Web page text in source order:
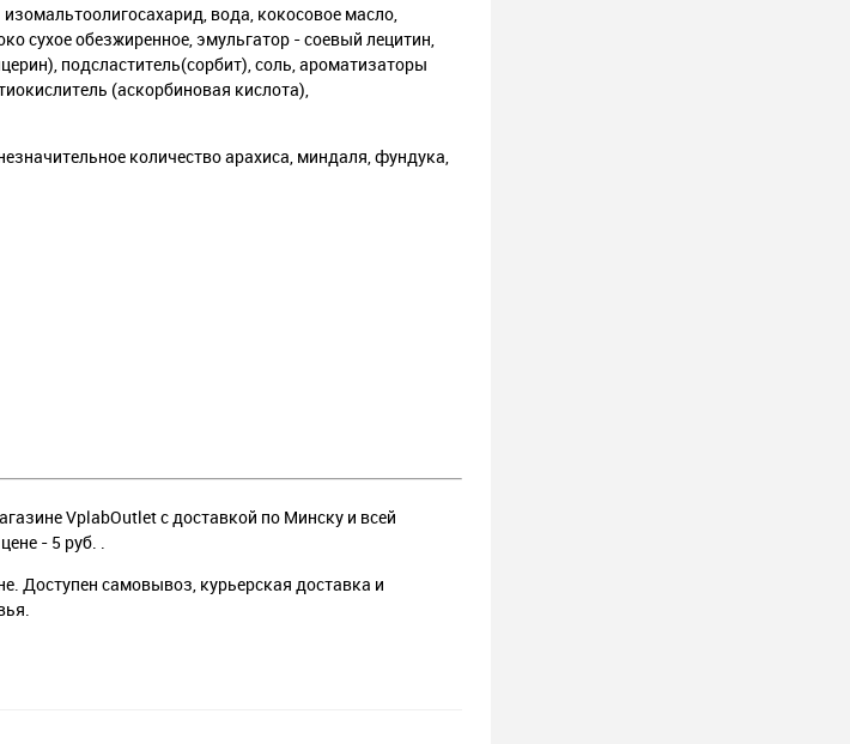
вода, кокосовое масло,
сухое обезжиренное, эмульгатор - соевый лецитин,
подсластитель(сорбит), соль, ароматизаторы
(аскорбиновая кислота),
количество арахиса, миндаля, фундука,
VplabOutlet с доставкой по Минску и всей
- 5 руб. .
Доступен самовывоз, курьерская доставка и